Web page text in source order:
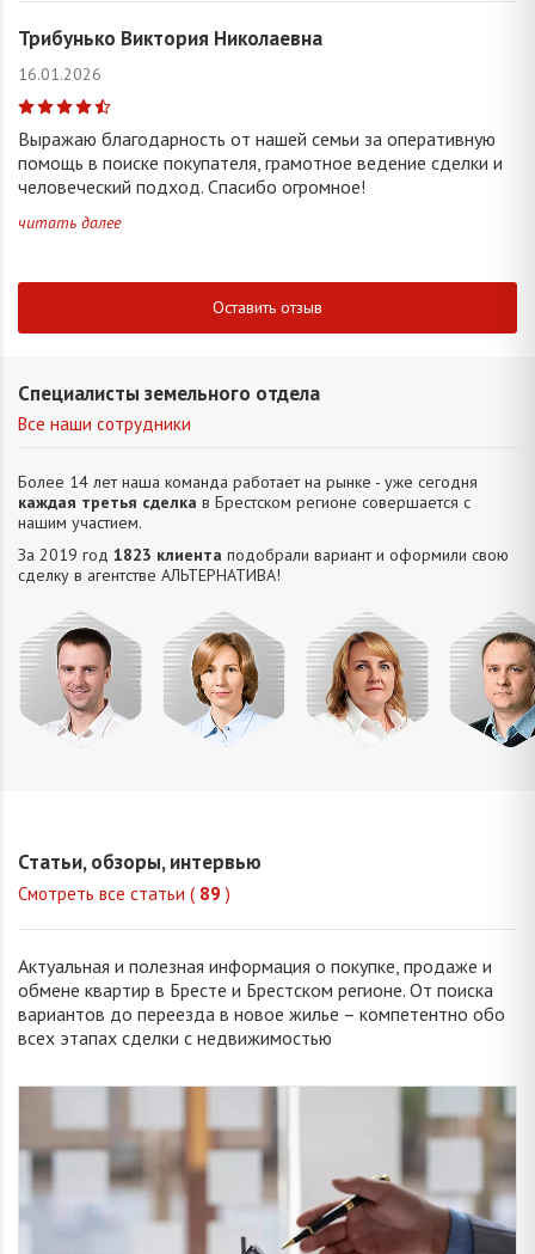
Трибунько Виктория Николаевна
16.01.2026
Выражаю благодарность от нашей семьи за оперативную
помощь в поиске покупателя, грамотное ведение сделки и
человеческий подход. Спасибо огромное!
читать далее
Оставить отзыв
Специалисты земельного отдела
Все наши сотрудники
Более 14 лет наша команда работает на рынке - уже сегодня
каждая третья сделка в Брестском регионе совершается с
нашим участием.
За 2019 год 1823 клиента подобрали вариант и оформили свою
сделку в агентстве АЛЬТЕРНАТИВA!
Статьи, обзоры, интервью
Смотреть все статьи ( 89 )
Актуальная и полезная информация о покупке, продаже и
обмене квартир в Бресте и Брестском регионе. От поиска
вариантов до переезда в новое жилье – компетентно обо
всех этапах сделки с недвижимостью